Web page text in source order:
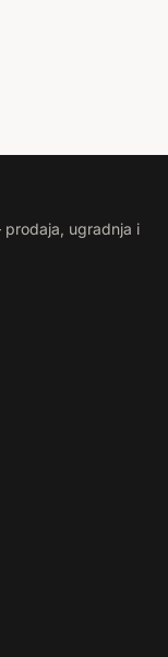
ugradnja i